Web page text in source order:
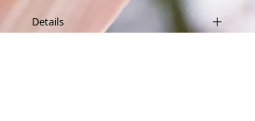
Details